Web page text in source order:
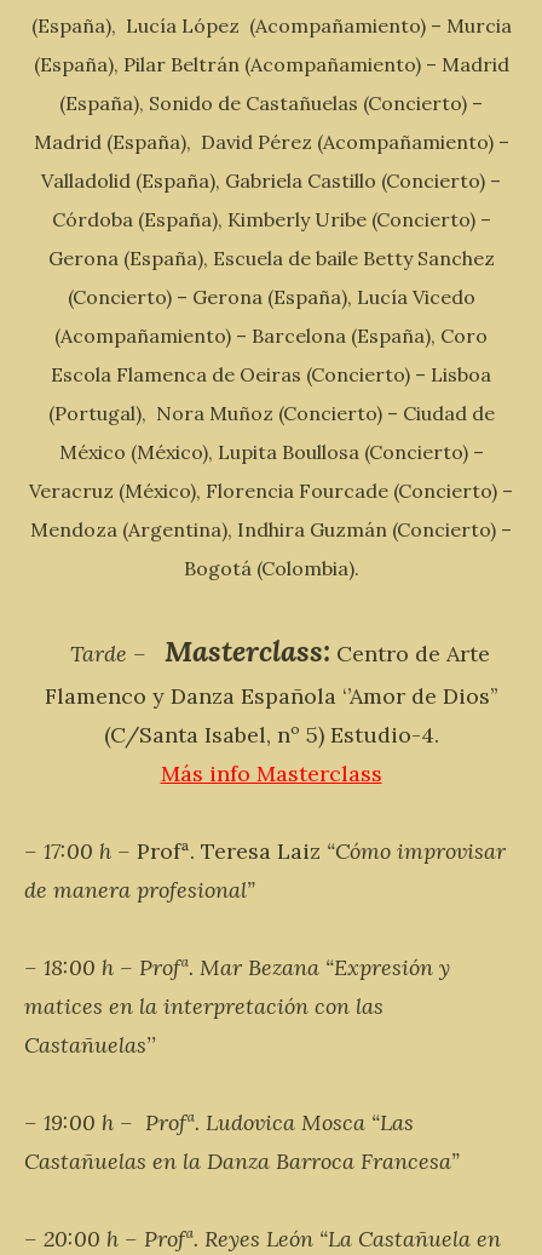
(España), Lucía López (Acompañamiento) – Murcia
(España), Pilar Beltrán (Acompañamiento) – Madrid
(España), Sonido de Castañuelas (Concierto) –
Madrid (España), David Pérez (Acompañamiento) –
Valladolid (España), Gabriela Castillo (Concierto) –
Córdoba (España), Kimberly Uribe (Concierto) –
Gerona (España), Escuela de baile Betty Sanchez
(Concierto) – Gerona (España), Lucía Vicedo
(Acompañamiento) – Barcelona (España), Coro
Escola Flamenca de Oeiras (Concierto) – Lisboa
(Portugal), Nora Muñoz (Concierto) – Ciudad de
México (México), Lupita Boullosa (Concierto) –
Veracruz (México), Florencia Fourcade (Concierto) –
Mendoza (Argentina), Indhira Guzmán (Concierto) –
Bogotá (Colombia).
Tarde – Masterclass: Centro de Arte
Flamenco y Danza Española ‘’Amor de Dios’’
(C/Santa Isabel, nº 5) Estudio-4.
Más info Masterclass
– 17:00 h – Profª. Teresa Laiz “Cómo improvisar
de manera profesional”
– 18:00 h – Profª. Mar Bezana “Expresión y
matices en la interpretación con las
Castañuelas’’
– 19:00 h – Profª. Ludovica Mosca “Las
Castañuelas en la Danza Barroca Francesa”
– 20:00 h – Profª. Reyes León “La Castañuela en